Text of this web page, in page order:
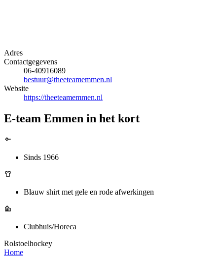
Adres
Contactgegevens
06-40916089
bestuur@theeteamemmen.nl
Website
https://theeteamemmen.nl
E-team Emmen in het kort
Sinds 1966
Blauw shirt met gele en rode afwerkingen
Clubhuis/Horeca
Rolstoelhockey
Home